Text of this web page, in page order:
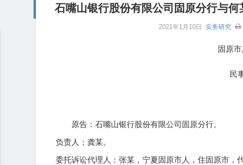
石嘴山银行股份有限公司固原分行与
2021年1月10日 实务研究
固原
民
原告：石嘴山银行股份有限公司固原分行。
负责人：龚某。
委托诉讼代理人：张某，宁夏固原市人，住固原市，